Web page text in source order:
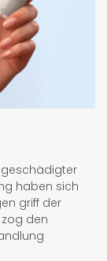
geschädigter
haben sich
griff der
den